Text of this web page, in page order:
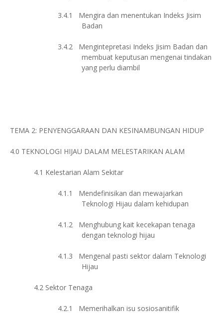
3.4.1
Mengira dan menentukan Indeks Jisim
Badan
3.4.2
Mengintepretasi Indeks Jisim Badan dan
membuat keputusan mengenai tindakan
yang perlu diambil
TEMA 2: PENYENGGARAAN DAN KESINAMBUNGAN HIDUP
4.0 TEKNOLOGI HIJAU DALAM MELESTARIKAN ALAM
4.1 Kelestarian Alam Sekitar
4.1.1
Mendefinisikan dan mewajarkan
Teknologi Hijau dalam kehidupan
4.1.2
Menghubung kait kecekapan tenaga
dengan teknologi hijau
4.1.3
Mengenal pasti sektor dalam Teknologi
Hijau
4.2 Sektor Tenaga
4.2.1 Memerihalkan isu sosiosanitifik